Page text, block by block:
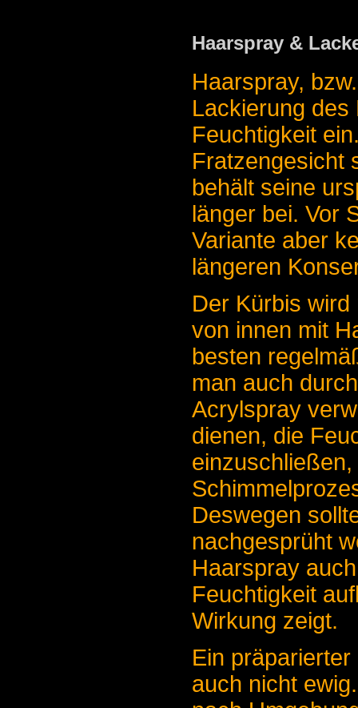
Haarspray &
Haarspray,
Lackierung
Feuchtigkeit
Fratzengesicht
behält seine
länger bei. Vor
Variante aber
längeren
Der Kürbis
von innen mit
besten
man auch
Acrylspray
dienen, die
Deswegen
nachgesprüht
Haarspray
Feuchtigkeit
Wirkung zeigt.
Ein
auch nicht